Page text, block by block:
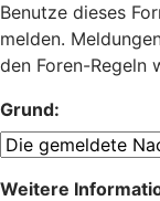
Benutze dieses
melden.
den Foren-Regeln
Grund:
Weitere